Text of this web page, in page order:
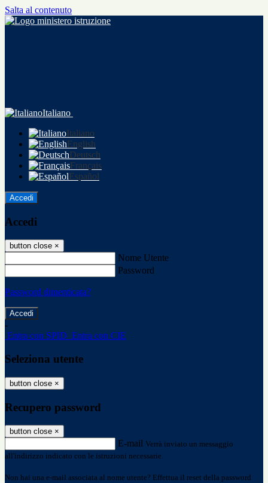
Salta al contenuto
Italiano
Italiano
English
Deutsch
Français
Español
Accedi
Accedi
button close ×
Nome Utente
Password
Password dimenticata?
-
Entra con SPID Entra con CIE
Seleziona utente
button close ×
Recupero password
button close ×
E-mail Verrà inviato un messaggio
all'indirizzo indicato con le istruzioni necessarie.
Non hai una e-mail associata al nome utente? Effettua il reset della password